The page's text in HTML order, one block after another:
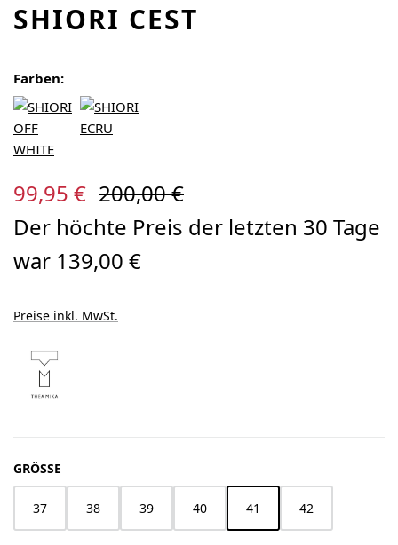
SHIORI CEST
Farben:
Verkaufspreis:
99,95 € Regulärer Preis:
200,00 €
Der höchte Preis der letzten 30 Tage
war 139,00 €
Preise inkl. MwSt.
GRÖSSE
37 38 39 40 41 42